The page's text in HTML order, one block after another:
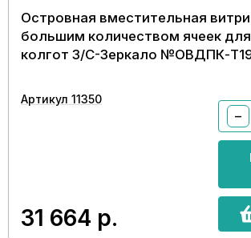
Островная вместительная
большим количеством ячеек
колгот З/C-Зеркало №ОВДПК-
Артикул 11350
31 664 р.
−